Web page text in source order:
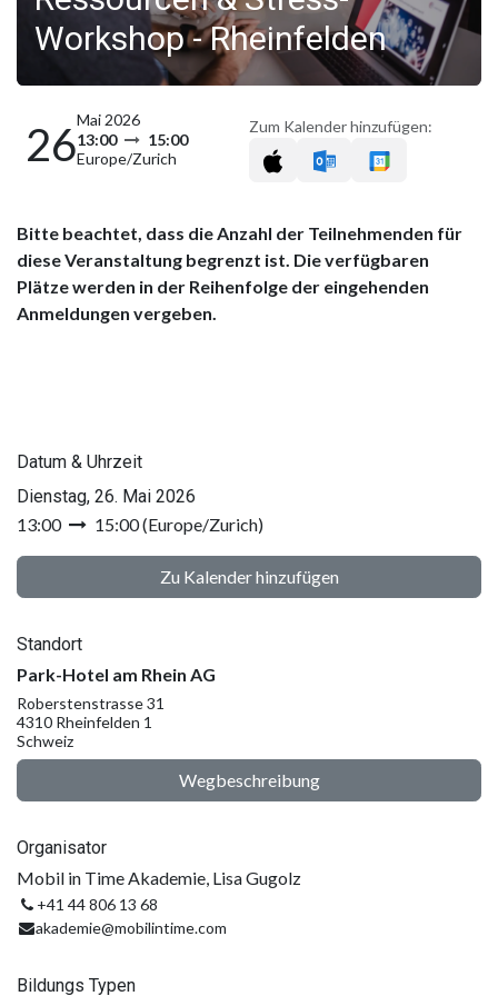
Workshop - Rheinfelden
26Mai 2026
13:00
15:00
Europe/Zurich
Zum Kalender hinzufügen:
Bitte beachtet, dass die Anzahl der Teilnehmenden für
diese Veranstaltung begrenzt ist. Die verfügbaren
Plätze werden in der Reihenfolge der eingehenden
Anmeldungen vergeben.
Datum & Uhrzeit
Dienstag, 26. Mai 2026
13:00
15:00(Europe/Zurich)
Zu Kalender hinzufügen
Standort
Park-Hotel am Rhein AG
Roberstenstrasse 31
4310 Rheinfelden 1
Schweiz
Wegbeschreibung
Organisator
Mobil in Time Akademie, Lisa Gugolz
+41 44 806 13 68
akademie@mobilintime.com
Bildungs Typen